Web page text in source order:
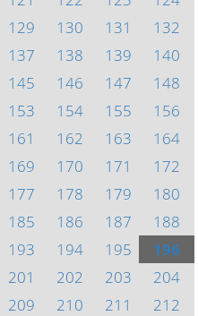
129 130 131
132
137 138 139
140
145 146 147
148
153 154 155
156
161 162 163
164
169 170 171
172
177 178 179
180
185 186 187
188
193 194 195
196
201 202 203
204
209 210 211
212